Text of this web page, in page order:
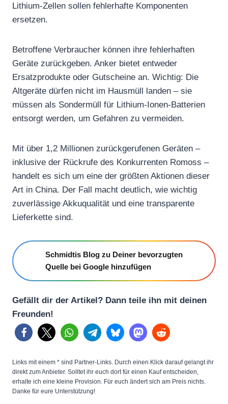
Lithium-Zellen sollen fehlerhafte Komponenten
ersetzen.
Betroffene Verbraucher können ihre fehlerhaften
Geräte zurückgeben. Anker bietet entweder
Ersatzprodukte oder Gutscheine an. Wichtig: Die
Altgeräte dürfen nicht im Hausmüll landen – sie
müssen als Sondermüll für Lithium-Ionen-Batterien
entsorgt werden, um Gefahren zu vermeiden.
Mit über 1,2 Millionen zurückgerufenen Geräten –
inklusive der Rückrufe des Konkurrenten Romoss –
handelt es sich um eine der größten Aktionen dieser
Art in China. Der Fall macht deutlich, wie wichtig
zuverlässige Akkuqualität und eine transparente
Lieferkette sind.
Schmidtis Blog zu Deiner bevorzugten
Quelle bei Google hinzufügen
Gefällt dir der Artikel? Dann teile ihn mit deinen
Freunden!
Links mit einem * sind Partner-Links. Durch einen Klick darauf gelangt ihr
direkt zum Anbieter. Solltet ihr euch dort für einen Kauf entscheiden,
erhalte ich eine kleine Provision. Für euch ändert sich am Preis nichts.
Danke für eure Unterstützung!